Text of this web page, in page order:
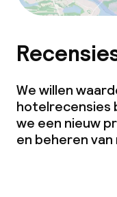
We willen
hotelrecensies
we een nieuw
en beheren